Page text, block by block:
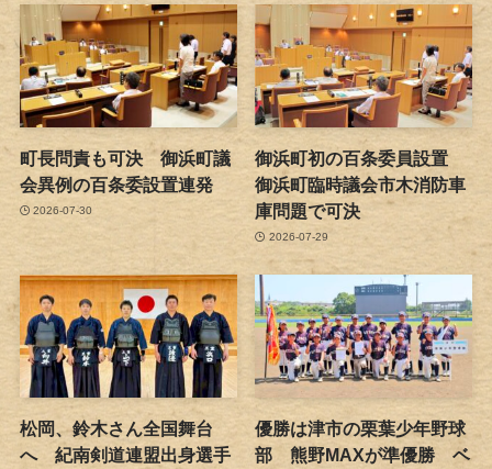
町長問責も可決 御浜町議
会異例の百条委設置連発
2026-07-30
御浜町初の百条委員設置
御浜町臨時議会市木消防車
庫問題で可決
2026-07-29
松岡、鈴木さん全国舞台
へ 紀南剣道連盟出身選手
優勝は津市の栗葉少年野球
部 熊野MAXが準優勝 ベ